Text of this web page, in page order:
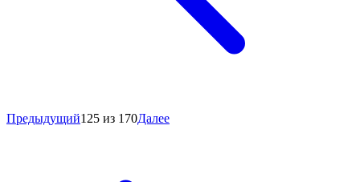
Предыдущий125 из 170Далее